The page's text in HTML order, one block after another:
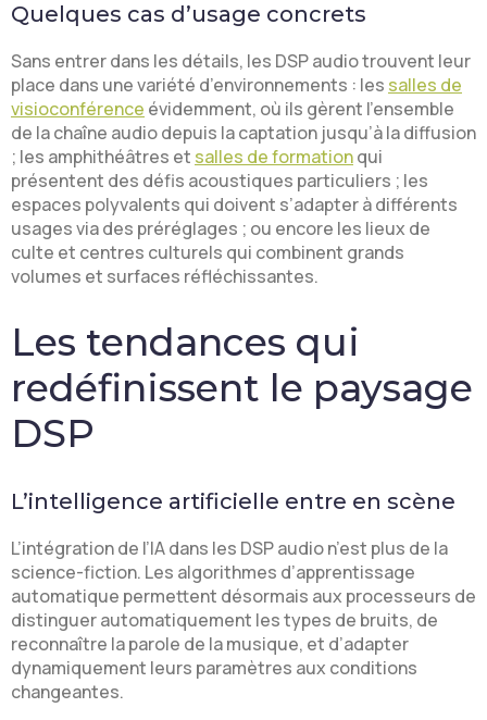
Quelques cas d’usage concrets
Sans entrer dans les détails, les DSP audio trouvent leur
place dans une variété d’environnements : les salles de
visioconférence évidemment, où ils gèrent l’ensemble
de la chaîne audio depuis la captation jusqu’à la diffusion
; les amphithéâtres et salles de formationqui
présentent des défis acoustiques particuliers ; les
espaces polyvalents qui doivent s’adapter à différents
usages via des préréglages ; ou encore les lieux de
culte et centres culturels qui combinent grands
volumes et surfaces réfléchissantes.
Les tendances qui
redéfinissent le paysage
DSP
L’intelligence artificielle entre en scène
L’intégration de l’IA dans les DSP audio n’est plus de la
science-fiction. Les algorithmes d’apprentissage
automatique permettent désormais aux processeurs de
distinguer automatiquement les types de bruits, de
reconnaître la parole de la musique, et d’adapter
dynamiquement leurs paramètres aux conditions
changeantes.